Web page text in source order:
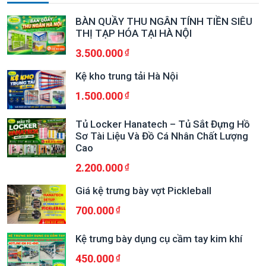
BÀN QUẦY THU NGÂN TÍNH TIỀN SIÊU
THỊ TẠP HÓA TẠI HÀ NỘI
3.500.000
Kệ kho trung tải Hà Nội
1.500.000
Tủ Locker Hanatech – Tủ Sắt Đựng Hồ
Sơ Tài Liệu Và Đồ Cá Nhân Chất Lượng
Cao
2.200.000
Giá kệ trưng bày vợt Pickleball
700.000
Kệ trưng bày dụng cụ cầm tay kim khí
450.000